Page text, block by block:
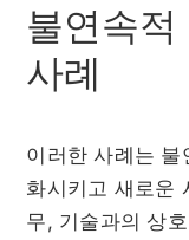
불연속적
사례
이러한 사례는 불
화시키고 새로운
무, 기술과의 상